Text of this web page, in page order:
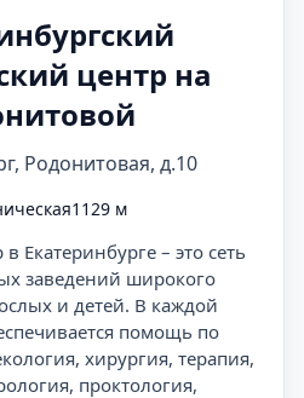
центр на
Родонитовая, д.10
1129 м
Екатеринбурге – это сеть
заведений широкого
и детей. В каждой
помощь по
хирургия, терапия,
проктология,